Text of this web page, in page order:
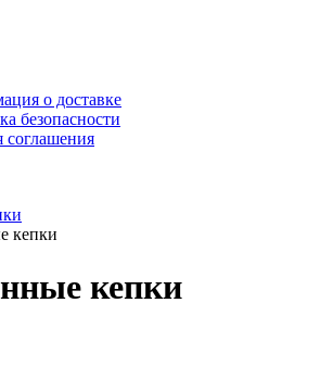
о доставке
безопасности
соглашения
кепки
кепки